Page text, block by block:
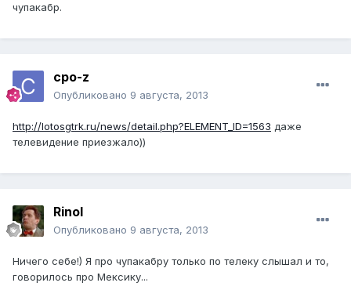
чупакабр.
cpo-z
Опубликовано 9 августа, 2013
http://lotosgtrk.ru/news/detail.php?ELEMENT_ID=1563 даже
телевидение приезжало))
Rinol
Опубликовано 9 августа, 2013
Ничего себе!) Я про чупакабру только по телеку слышал и то,
говорилось про Мексику...